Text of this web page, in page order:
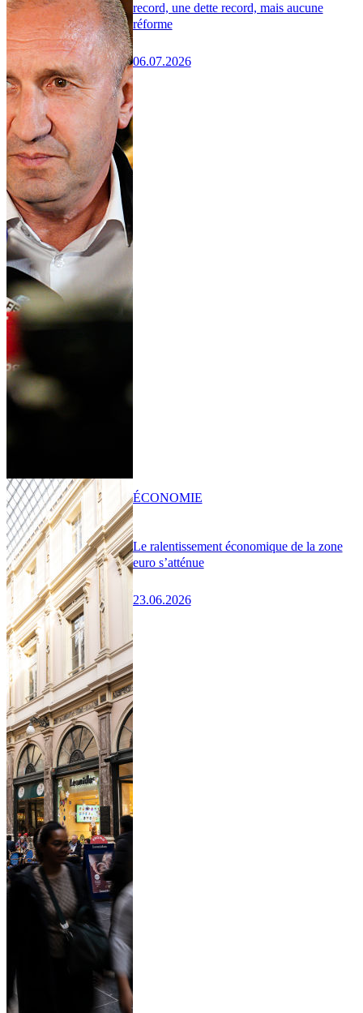
record, une dette record, mais aucune
réforme
06.07.2026
Le ralentissement économique de la zone
euro s’atténue
23.06.2026
ÉCONOMIE